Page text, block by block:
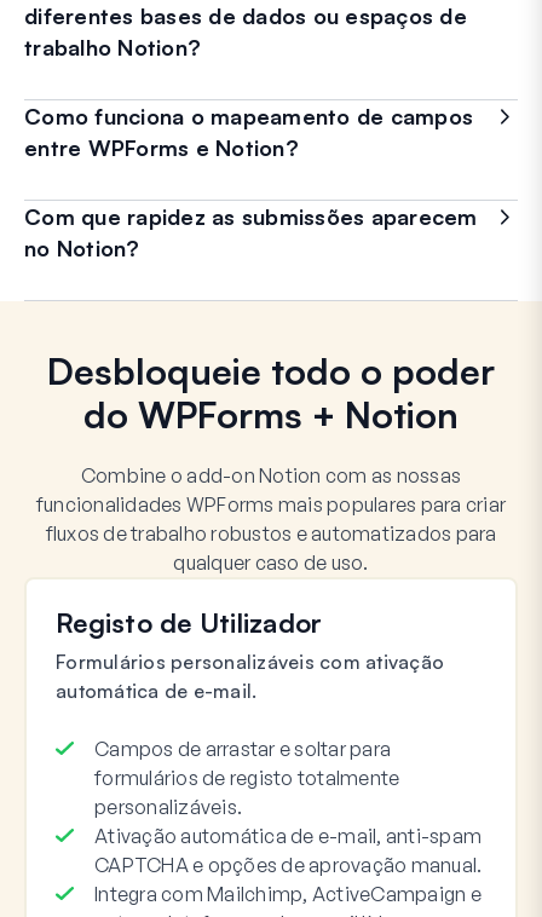
diferentes bases de dados ou espaços de
trabalho Notion?
Como funciona o mapeamento de campos
entre WPForms e Notion?
Com que rapidez as submissões aparecem
no Notion?
Desbloqueie todo o poder
do WPForms + Notion
Combine o add-on Notion com as nossas
funcionalidades WPForms mais populares para criar
fluxos de trabalho robustos e automatizados para
qualquer caso de uso.
Registo de Utilizador
Formulários personalizáveis com ativação
automática de e-mail.
Campos de arrastar e soltar para
formulários de registo totalmente
personalizáveis.
Ativação automática de e-mail, anti-spam
CAPTCHA e opções de aprovação manual.
Integra com Mailchimp, ActiveCampaign e